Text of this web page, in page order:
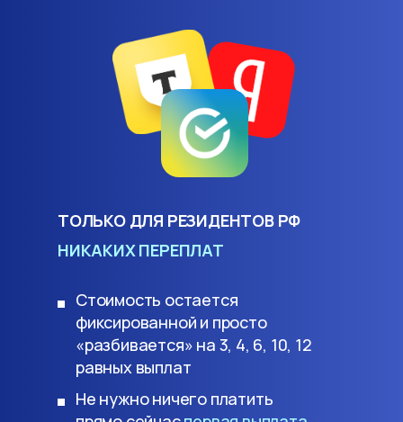
Стоимость остается
фиксированной и просто
«разбивается» на 3, 4, 6, 10, 12
равных выплат
ТОЛЬКО ДЛЯ РЕЗИДЕНТОВ РФ
НИКАКИХ ПЕРЕПЛАТ
Не нужно ничего платить